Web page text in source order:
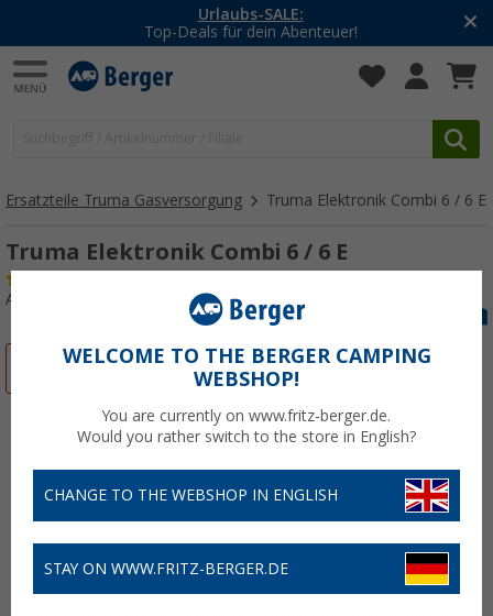
Urlaubs-SALE:
Top-Deals für dein Abenteuer!
Ersatzteile Truma Gasversorgung Truma Elektronik Combi 6 / 6 E
Truma Elektronik Combi 6 / 6 E
Art.-Nr.: 125073
WELCOME TO THE BERGER CAMPING
WEBSHOP!
You are currently on www.fritz-berger.de.
Would you rather switch to the store in English?
CHANGE TO THE WEBSHOP IN ENGLISH
STAY ON WWW.FRITZ-BERGER.DE